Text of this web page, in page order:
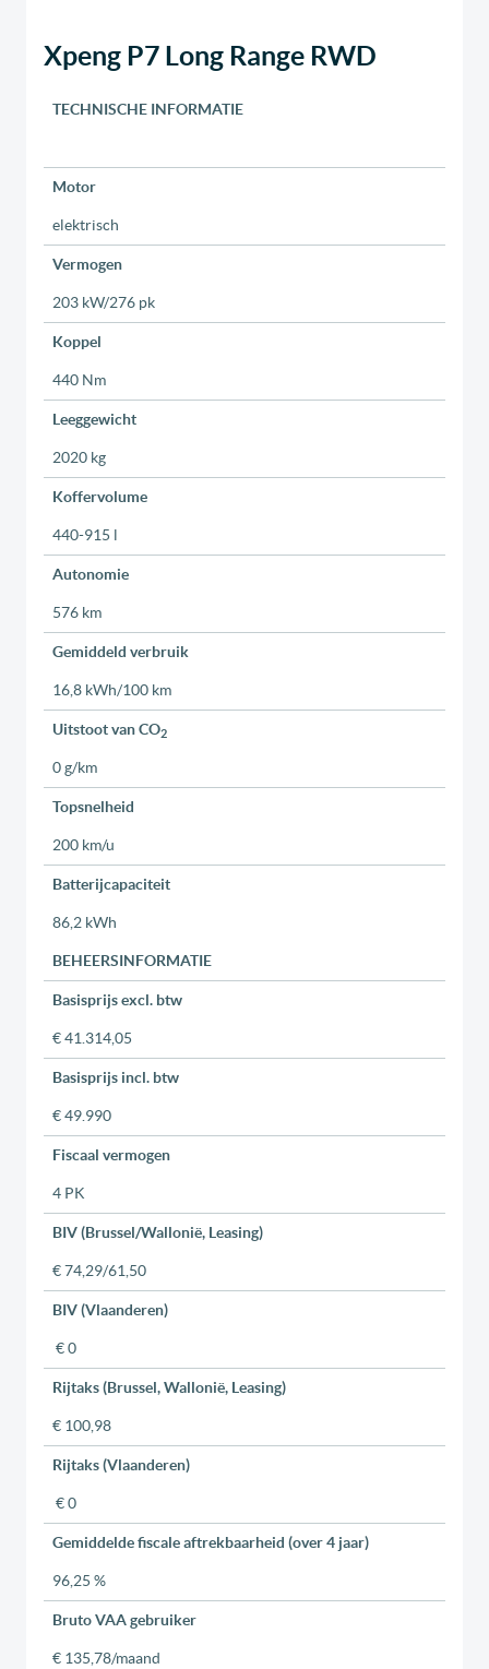
Xpeng P7 Long Range RWD
TECHNISCHE INFORMATIE
Motor
elektrisch
Vermogen
203 kW/276 pk
Koppel
440 Nm
Leeggewicht
2020 kg
Koffervolume
440-915 l
Autonomie
576 km
Gemiddeld verbruik
16,8 kWh/100 km
Uitstoot van CO2
0 g/km
Topsnelheid
200 km/u
Batterijcapaciteit
86,2 kWh
BEHEERSINFORMATIE
Basisprijs excl. btw
€ 41.314,05
Basisprijs incl. btw
€ 49.990
Fiscaal vermogen
4 PK
BIV (Brussel/Wallonië, Leasing)
€ 74,29/61,50
BIV (Vlaanderen)
€ 0
Rijtaks (Brussel, Wallonië, Leasing)
€ 100,98
Rijtaks (Vlaanderen)
€ 0
Gemiddelde fiscale aftrekbaarheid (over 4 jaar)
96,25 %
Bruto VAA gebruiker
€ 135,78/maand